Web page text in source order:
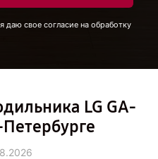
даю свое согласие на обработку
LG GA-